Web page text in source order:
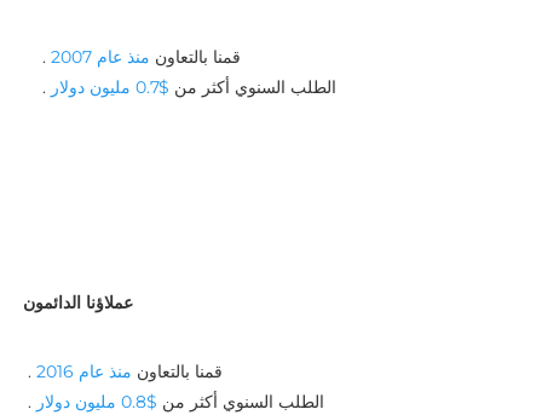
قمنا بالتعاون منذ عام 2007
.
الطلب السنوي أكثر من $0.7 مليون دولار .
عملاؤنا الدائمون
قمنا بالتعاون منذ عام 2016
.
الطلب السنوي أكثر من $0.8 مليون دولار .